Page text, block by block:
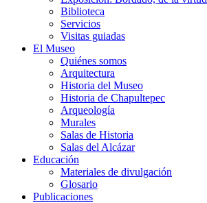
Biblioteca
Servicios
Visitas guiadas
El Museo
Quiénes somos
Arquitectura
Historia del Museo
Historia de Chapultepec
Arqueología
Murales
Salas de Historia
Salas del Alcázar
Educación
Materiales de divulgación
Glosario
Publicaciones